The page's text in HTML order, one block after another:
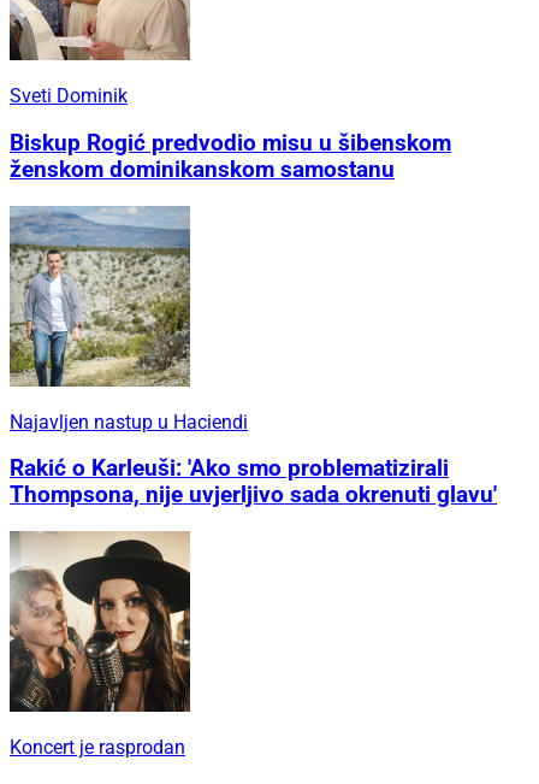
Sveti Dominik
Biskup Rogić predvodio misu u šibenskom
ženskom dominikanskom samostanu
Najavljen nastup u Haciendi
Rakić o Karleuši: 'Ako smo problematizirali
Thompsona, nije uvjerljivo sada okrenuti glavu'
Koncert je rasprodan